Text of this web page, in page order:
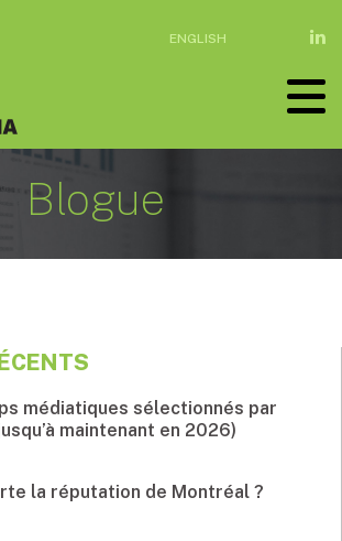
ENGLISH
Blogue
médiatiques sélectionnés par
maintenant en 2026)
la réputation de Montréal ?